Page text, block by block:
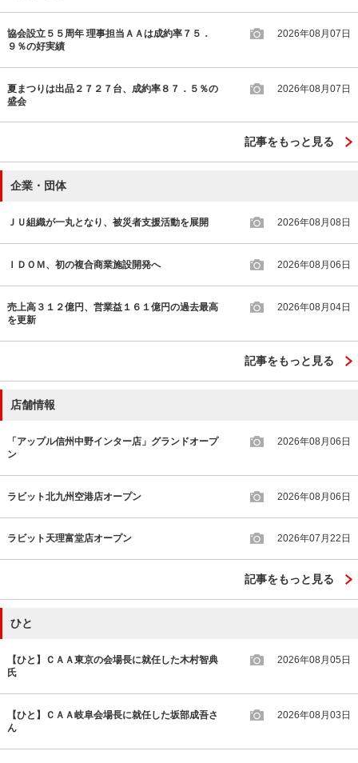
協会設立５５周年 理事担当ＡＡは成約率７５．
９％の好実績
2026年08月07日
夏まつりは出品２７２７台、成約率８７．５％の
盛会
2026年08月07日
記事をもっと見る
企業・団体
ＪＵ組織が一丸となり、被災者支援活動を展開 2026年08月08日
ＩＤＯＭ、初の複合商業施設開発へ 2026年08月06日
売上高３１２億円、営業益１６１億円の過去最高
を更新
2026年08月04日
記事をもっと見る
店舗情報
「アップル信州中野インター店」グランドオープ
ン
2026年08月06日
ラビット北九州空港店オープン 2026年08月06日
ラビット天理富堂店オープン 2026年07月22日
記事をもっと見る
ひと
【ひと】ＣＡＡ東京の会場長に就任した木村智典
氏
2026年08月05日
【ひと】ＣＡＡ岐阜会場長に就任した坂部成吾さ
ん
2026年08月03日